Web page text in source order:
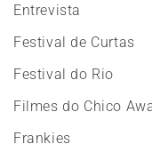
Entrevista
Festival de Curtas
Festival do Rio
Filmes do Chico
Frankies